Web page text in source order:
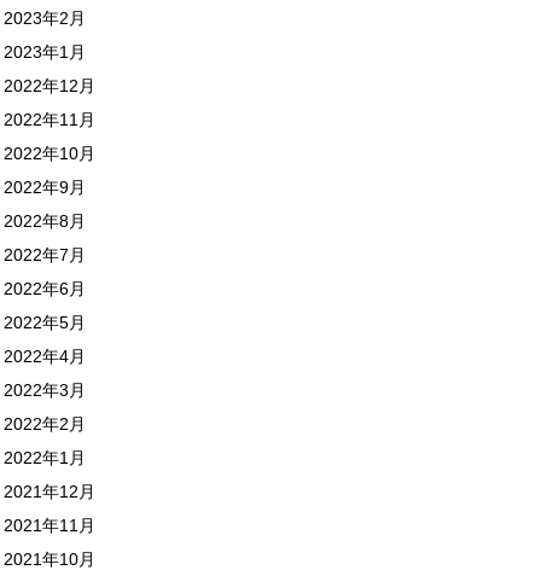
2023年2月
2023年1月
2022年12月
2022年11月
2022年10月
2022年9月
2022年8月
2022年7月
2022年6月
2022年5月
2022年4月
2022年3月
2022年2月
2022年1月
2021年12月
2021年11月
2021年10月